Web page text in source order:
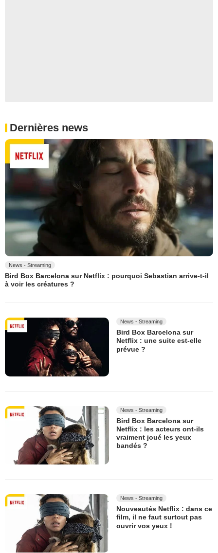
Dernières news
News - Streaming
Bird Box Barcelona sur Netflix : pourquoi Sebastian arrive-t-il
à voir les créatures ?
News - Streaming
Bird Box Barcelona sur
Netflix : une suite est-elle
prévue ?
News - Streaming
Bird Box Barcelona sur
Netflix : les acteurs ont-ils
vraiment joué les yeux
bandés ?
News - Streaming
Nouveautés Netflix : dans ce
film, il ne faut surtout pas
ouvrir vos yeux !